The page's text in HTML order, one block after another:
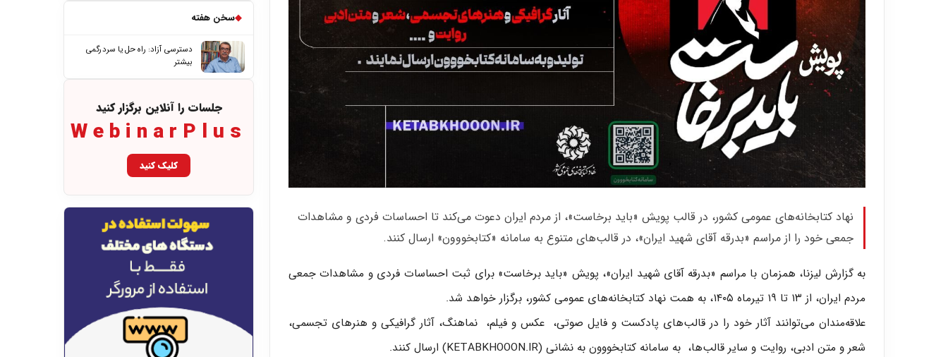
◆سخن هفته
دسترسی آزاد: راه حل یا سردرگمی
بیشتر
جلسات را آنلاین برگزار کنید
WebinarPlus
کلیک کنید
نهاد کتابخانه‌های عمومی کشور، در قالب پویش «باید برخاست»، از مردم ایران دعوت می‌کند تا احساسات فردی و مشاهدات
جمعی خود را از مراسم «بدرقه آقای شهید ایران»، در قالب‌های متنوع به سامانه «کتابخووون» ارسال کنند.
به گزارش لیزنا، همزمان با مراسم «بدرقه آقای شهید ایران»، پویش «باید برخاست» برای ثبت احساسات فردی و مشاهدات جمعی
مردم ایران، از ۱۳ تا ۱۹ تیرماه ۱۴۰۵، به همت نهاد کتابخانه‌های عمومی کشور، برگزار خواهد شد.
علاقه‌مندان می‌توانند آثار خود را در قالب‌های پادکست و فایل صوتی، عکس و فیلم، نماهنگ، آثار گرافیکی و هنرهای تجسمی،
شعر و متن ادبی، روایت و سایر قالب‌ها، به سامانه کتابخووون به نشانی (KETABKHOOON.IR) ارسال کنند.